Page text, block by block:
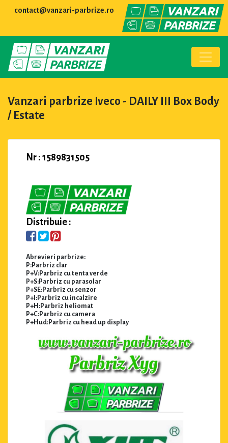
contact@vanzari-parbrize.ro
Vanzari parbrize Iveco - DAILY III Box Body
/ Estate
Nr : 1589831505
Distribuie :
Abrevieri parbrize:
P:Parbriz clar
P+V:Parbriz cu tenta verde
P+S:Parbriz cu parasolar
P+SE:Parbriz cu senzor
P+I:Parbriz cu incalzire
P+H:Parbriz heliomat
P+C:Parbriz cu camera
P+Hud:Parbriz cu head up display